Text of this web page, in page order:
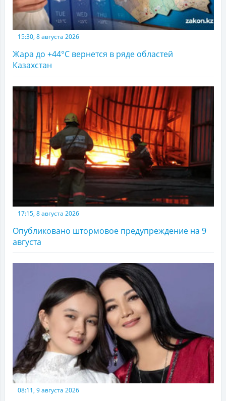
15:30, 8 августа 2026
Жара до +44°С вернется в ряде областей
Казахстан
17:15, 8 августа 2026
Опубликовано штормовое предупреждение на 9
августа
08:11, 9 августа 2026